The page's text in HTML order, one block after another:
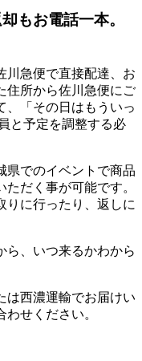
もお電話一本。
川急便で直接配達、お
住所から佐川急便にご
、「その日はもういっ
と予定を調整する必
県でのイベントで商品
だく事が可能です。
りに行ったり、返しに
、 いつ来るかわから
は西濃運輸でお届けい
せください。